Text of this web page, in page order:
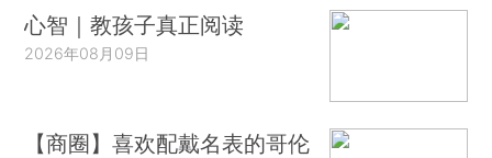
心智｜教孩子真正阅读
2026年08月09日
【商圈】喜欢配戴名表的哥伦